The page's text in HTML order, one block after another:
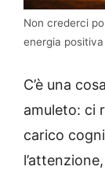
Non crederci
energia
C’è una
amuleto: ci
carico